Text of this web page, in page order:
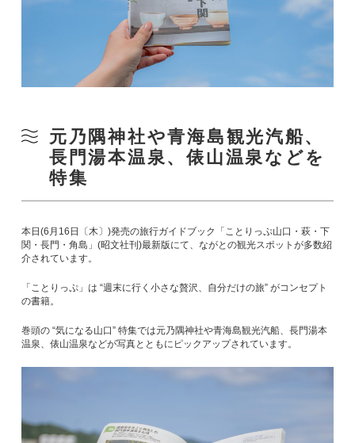
元乃隅神社や青海島観光汽船、
長門湯本温泉、俵山温泉などを
特集
本日(6月16日〔木〕)発売の旅行ガイドブック「ことりっぷ山口・萩・下
関・長門・角島」(昭文社刊)最新版にて、ながとの観光スポットが多数紹
介されています。
「ことりっぷ」は “週末に行く小さな贅沢、自分だけの旅” がコンセプト
の書籍。
巻頭の “気になる山口” 特集では元乃隅神社や青海島観光汽船、長門湯本
温泉、俵山温泉などが写真とともにピックアップされています。